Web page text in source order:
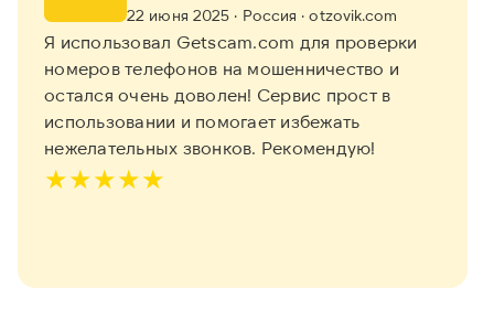
22 июня 2025 · Россия · otzovik.com
Я использовал Getscam.com для проверки
номеров телефонов на мошенничество и
остался очень доволен! Сервис прост в
использовании и помогает избежать
нежелательных звонков. Рекомендую!
★★★★★